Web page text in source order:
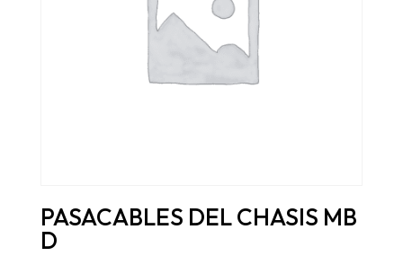
PASACABLES DEL CHASIS MB
D